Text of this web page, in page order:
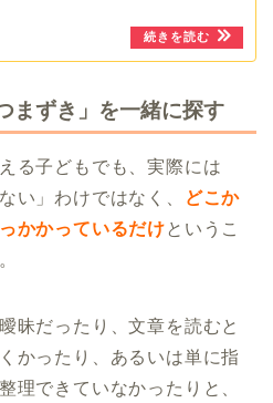
まずき」を一緒に探す
る子どもでも、実際には
い」わけではなく、
どこか
かかっているだけというこ
昧だったり、文章を読むと
かったり、あるいは単に指
理できていなかったりと、